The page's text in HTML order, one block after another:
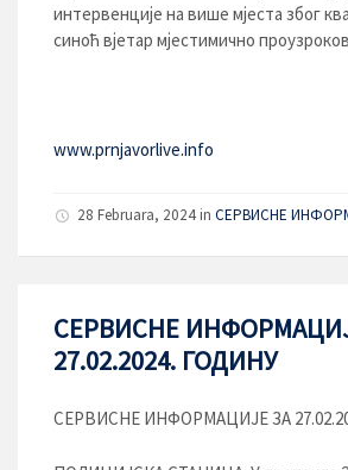
интервенције на више мјеста због
синоћ вјетар мјестимично
www.prnjavorlive.info
28 Februara, 2024in СЕРВИСНЕ
СЕРВИСНЕ
27.02.2024. ГОДИНУ
СЕРВИСНЕ ИНФОРМАЦИЈЕ ЗА